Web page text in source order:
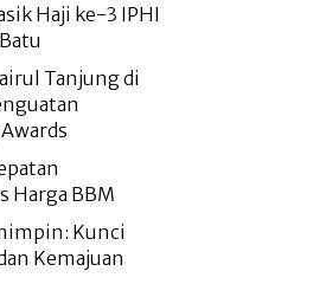
Haji ke-3 IPHI
Tanjung di
Harga BBM
Kunci
Kemajuan